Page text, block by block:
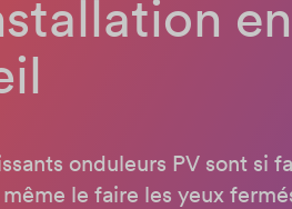
onduleurs PV sont si
le faire les yeux